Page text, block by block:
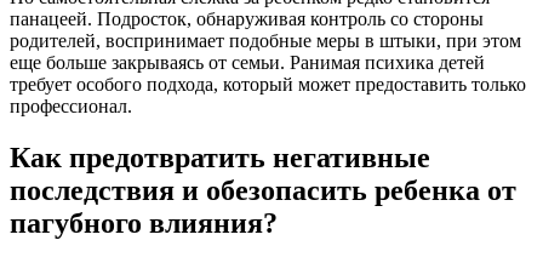
панацеей. Подросток, обнаруживая контроль со стороны
родителей, воспринимает подобные меры в штыки, при этом
еще больше закрываясь от семьи. Ранимая психика детей
требует особого подхода, который может предоставить только
профессионал.
Как предотвратить негативные
последствия и обезопасить ребенка от
пагубного влияния?